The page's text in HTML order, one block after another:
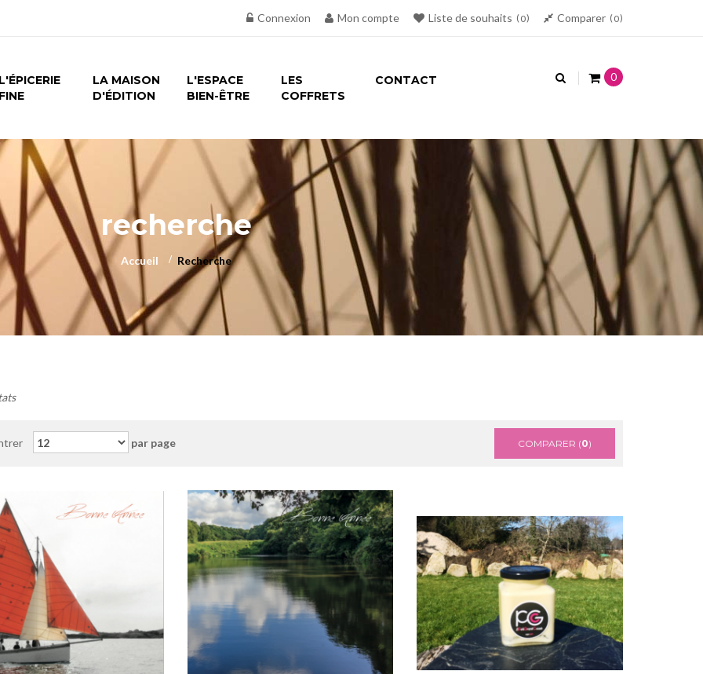
Connexion Mon compte Liste de souhaits 0 Comparer 0
LA MAISON
D'ÉDITION
L'ESPACE
BIEN-ÊTRE
LES
COFFRETS
CONTACT 0
Accueil > Recherche
recherche
par page COMPARER (0)